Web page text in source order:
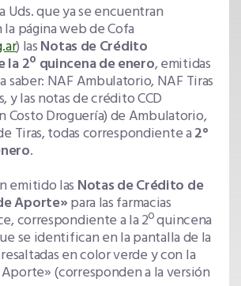
Uds. que ya se encuentran
página web de Cofa
) lasNotas de Crédito
la 2º quincena de enero, emitidas
saber: NAF Ambulatorio, NAF Tiras
y las notas de crédito CCD
Costo Droguería) de Ambulatorio,
Tiras, todas correspondiente a2°
.
emitido las Notas de Crédito de
Aporte»para las farmacias
correspondiente a la 2º quincena
se identifican en la pantalla de la
en color verde y con la
(corresponden a la versión